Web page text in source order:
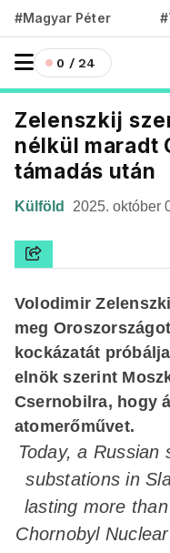
#Magyar Péter
0 / 24
Zelenszkij
nélkül maradt
támadás után
Külföld 2025. október
Volodimir
meg
kockázatát
elnök szerint
Csernobilra, hogy
atomerőművet.
Today, a
substations in
lasting more
Chornobyl